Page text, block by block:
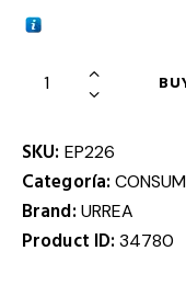
SKU: EP226
Categoría:
Brand: URREA
Product ID:34780